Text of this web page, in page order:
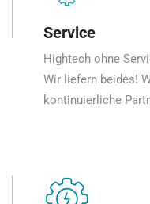
Service
Hightech ohne
Wir liefern beides!
kontinuierliche